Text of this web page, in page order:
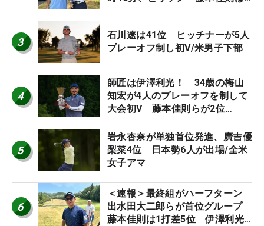
STAGE JOYX OPEN】
3
石川遼は41位 ヒッチナーが5人
プレーオフ制し初V/米男子下部
4
師匠は伊澤利光！ 34歳の梅山
知宏が4人のプレーオフを制して
大会初V 藤本佳則らが2位
5
岩永杏奈が単独首位発進、廣吉優
梨菜4位 日本勢6人が出場/全米
女子アマ
6
＜速報＞最終組がハーフターン
出水田大二郎らが首位グループ
藤本佳則は1打差5位 伊澤利光